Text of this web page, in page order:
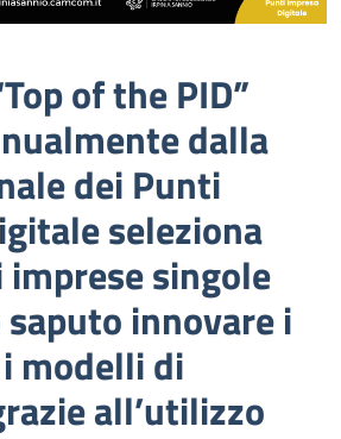
of the PID”
dalla
dei Punti
seleziona
singole
innovare i
modelli di
all’utilizzo